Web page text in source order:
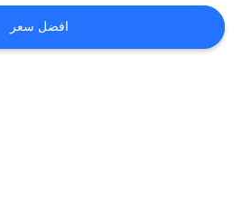
الموقع
افضل سعر